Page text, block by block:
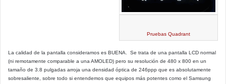
Pruebas Quadrant
La calidad de la pantalla consideramos es BUENA. Se trata de una pantalla LCD normal
(ni remotamente comparable a una AMOLED) pero su resolución de 480 x 800 en un
tamaño de 3.8 pulgadas arroja una densidad óptica de 246ppp que es absolutamente
sobresaliente, sobre todo si entendemos que equipos más potentes como el Samsung